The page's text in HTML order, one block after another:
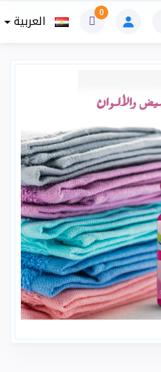
0 العربية